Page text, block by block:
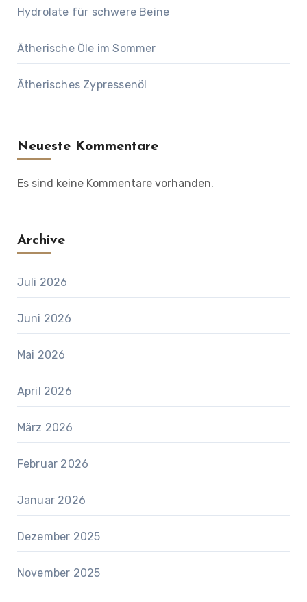
Hydrolate für schwere Beine
Ätherische Öle im Sommer
Ätherisches Zypressenöl
Neueste Kommentare
Es sind keine Kommentare vorhanden.
Archive
Juli 2026
Juni 2026
Mai 2026
April 2026
März 2026
Februar 2026
Januar 2026
Dezember 2025
November 2025